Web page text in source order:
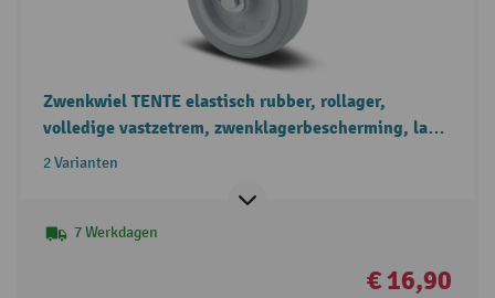
Zwenkwiel TENTE elastisch rubber, rollager,
volledige vastzetrem, zwenklagerbescherming, laat
geen strepen achter
2 Varianten
7 Werkdagen
€ 16,90